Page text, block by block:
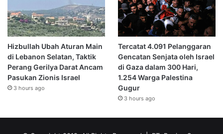
Hizbullah Ubah Aturan Main
di Lebanon Selatan, Taktik
Perang Gerilya Darat Ancam
Pasukan Zionis Israel
3 hours ago
Tercatat 4.091 Pelanggaran
Gencatan Senjata oleh Israel
di Gaza dalam 300 Hari,
1.254 Warga Palestina
Gugur
3 hours ago